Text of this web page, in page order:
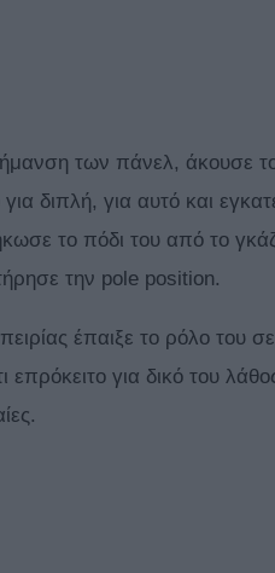
των πάνελ, άκουσε
για διπλή, για αυτό και
το πόδι του από το
την pole position.
έπαιξε το ρόλο του
επρόκειτο για δικό του